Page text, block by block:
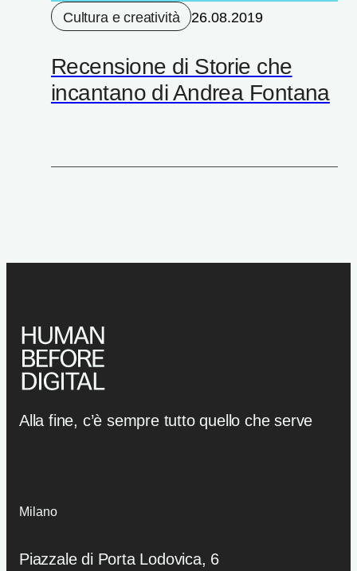
Cultura e creatività 26.08.2019
Recensione di Storie che
incantano di Andrea Fontana
Alla fine, c’è sempre tutto quello che serve
Milano
Piazzale di Porta Lodovica, 6